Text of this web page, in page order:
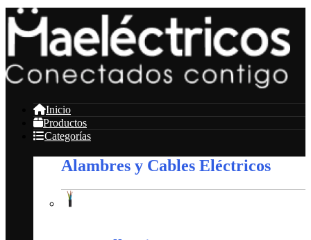
Inicio
Productos
Categorías
Alambres y Cables Eléctricos